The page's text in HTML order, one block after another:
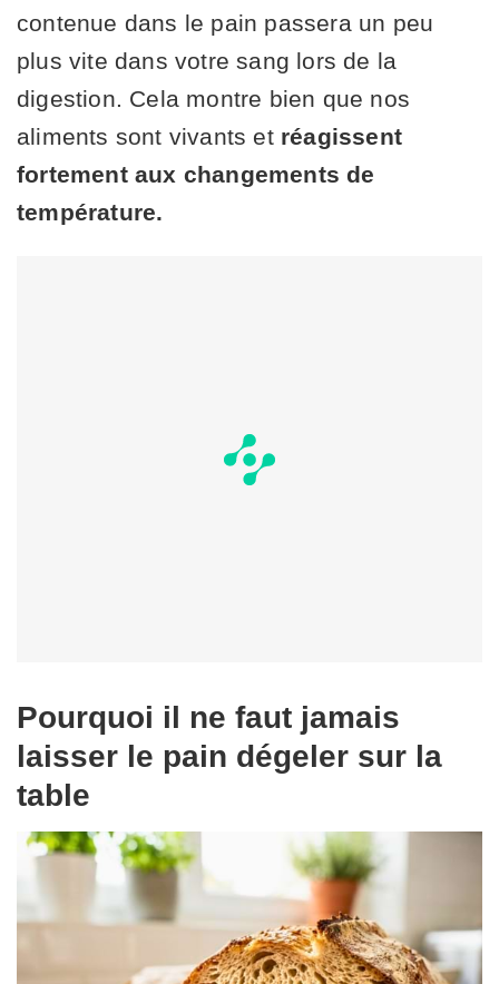
contenue dans le pain passera un peu
plus vite dans votre sang lors de la
digestion. Cela montre bien que nos
aliments sont vivants et réagissent
fortement aux changements de
température.
Pourquoi il ne faut jamais
laisser le pain dégeler sur la
table